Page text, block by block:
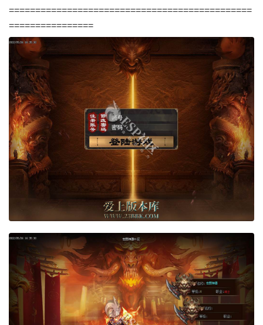
==============================================
================